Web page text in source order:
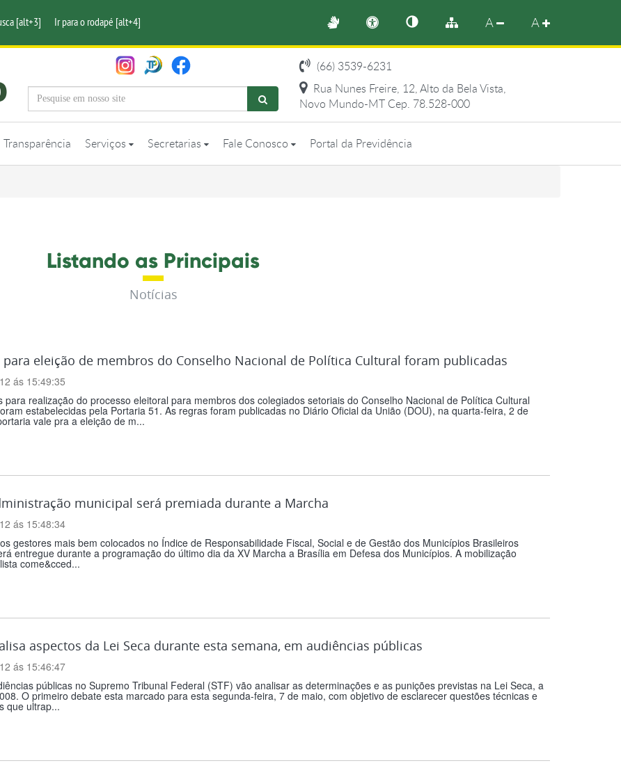
[alt+3] Ir para o rodapé [alt+4] A A
(66) 3539-6231
Rua Nunes Freire, 12, Alto da Bela Vista,
Novo Mundo-MT Cep. 78.528-000
Transparência Serviços Secretarias Fale Conosco Portal da Previdência
Listando as Principais
Notícias
para eleição de membros do Conselho Nacional de Política Cultural foram publicadas
ás 15:49:35
para realização do processo eleitoral para membros dos colegiados setoriais do Conselho Nacional de Política Cultural
estabelecidas pela Portaria 51. As regras foram publicadas no Diário Oficial da União (DOU), na quarta-feira, 2 de
vale pra a eleição de m...
municipal será premiada durante a Marcha
ás 15:48:34
gestores mais bem colocados no Índice de Responsabilidade Fiscal, Social e de Gestão dos Municípios Brasileiros
entregue durante a programação do último dia da XV Marcha a Brasília em Defesa dos Municípios. A mobilização
come&cced...
aspectos da Lei Seca durante esta semana, em audiências públicas
ás 15:46:47
públicas no Supremo Tribunal Federal (STF) vão analisar as determinações e as punições previstas na Lei Seca, a
O primeiro debate esta marcado para esta segunda-feira, 7 de maio, com objetivo de esclarecer questões técnicas e
que ultrap...